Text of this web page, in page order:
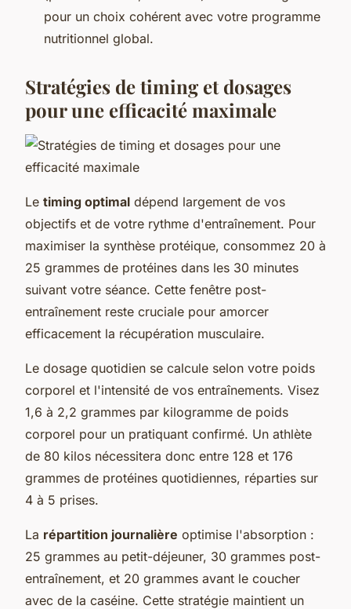
pour un choix cohérent avec votre programme
nutritionnel global.
Stratégies de timing et dosages
pour une efficacité maximale
Le timing optimal dépend largement de vos
objectifs et de votre rythme d'entraînement. Pour
maximiser la synthèse protéique, consommez 20 à
25 grammes de protéines dans les 30 minutes
suivant votre séance. Cette fenêtre post-
entraînement reste cruciale pour amorcer
efficacement la récupération musculaire.
Le dosage quotidien se calcule selon votre poids
corporel et l'intensité de vos entraînements. Visez
1,6 à 2,2 grammes par kilogramme de poids
corporel pour un pratiquant confirmé. Un athlète
de 80 kilos nécessitera donc entre 128 et 176
grammes de protéines quotidiennes, réparties sur
4 à 5 prises.
La répartition journalière optimise l'absorption :
25 grammes au petit-déjeuner, 30 grammes post-
entraînement, et 20 grammes avant le coucher
avec de la caséine. Cette stratégie maintient un